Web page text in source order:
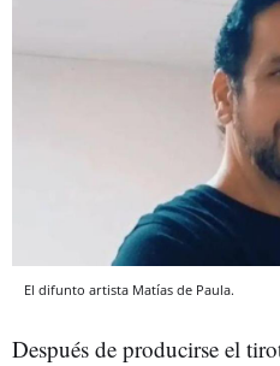
El difunto artista Matías de Paula.
Después de producirse el